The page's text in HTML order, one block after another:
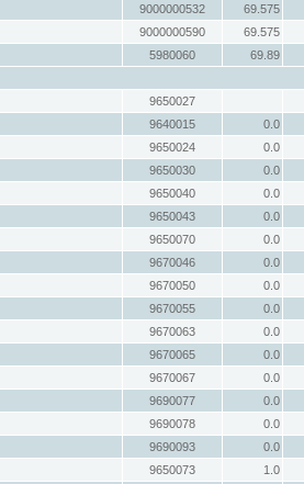
9000000532
69.575
9000000590
69.575
5980060
69.89
9650027
9640015
0.0
9650024
0.0
9650030
0.0
9650040
0.0
9650043
0.0
9650070
0.0
9670046
0.0
9670050
0.0
9670055
0.0
9670063
0.0
9670065
0.0
9670067
0.0
9690077
0.0
9690078
0.0
9690093
0.0
9650073
1.0